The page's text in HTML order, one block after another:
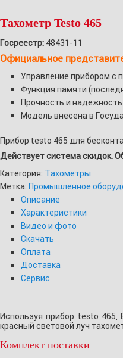
Тахометр Testo 465
Госреестр: 48431-11
Официальное
Управление прибором с
Функция памяти
Прочность и
Модель внесена в
Прибор testo 465 для
Действует система скидок.
Категория: Тахометры
Метка: Промышленное
Описание
Характеристики
Видео и фото
Скачать
Оплата
Доставка
Сервис
Используя прибор testo 465,
красный световой луч
Комплект поставки